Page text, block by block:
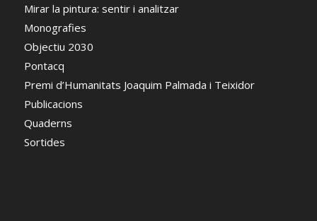
Mirar la pintura: sentir i analitzar
Monografies
Objectiu 2030
Pontacq
Premi d’Humanitats Joaquim Palmada i Teixidor
Publicacions
Quaderns
Sortides